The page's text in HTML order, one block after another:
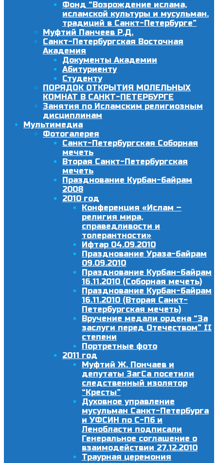
Фонд “Возрождение ислама,
исламской культуры и мусульман.
традиций в Санкт-Петербурге”
Муфтий Панчеев Р.Д.
Санкт-Петербургская Восточная
Академия
Документы Академии
Абитуриенту
Студенту
ПОРЯДОК ОТКРЫТИЯ МОЛЕЛЬНЫХ
КОМНАТ В САНКТ-ПЕТЕРБУРГЕ
Занятия по Исламским религиозным
дисциплинам
Мультимедиа
Фотогалерея
Санкт-Петербургская Соборная
мечеть
Вторая Санкт-Петербургская
мечеть
Празднование Курбан-байрам
2008
2010 год
Конференция «Ислам –
религия мира,
справедливости и
толерантности»
Ифтар 04.09.2010
Празднование Ураза-байрам
09.09.2010
Празднование Курбан-байрам
16.11.2010 (Соборная мечеть)
Празднование Курбан-байрам
16.11.2010 (Вторая Санкт-
Петербургская мечеть)
Вручение медали ордена “За
заслуги перед Отечеством” II
степени
Портретные фото
2011 год
Муфтий Ж. Пончаев и
депутаты ЗагСа посетили
следственный изолятор
“Кресты”
Духовное управление
мусульман Санкт-Петербурга
и УФСИН по С-Пб и
Ленобласти подписали
Генеральное соглашение о
взаимодействии 27.12.2010
Траурная церемония